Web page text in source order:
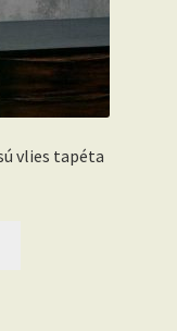
vlies tapéta